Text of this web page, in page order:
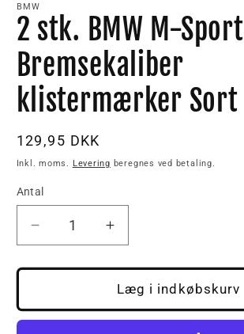
BMW
2 stk. BMW M-Sport
Bremsekaliber
klistermærker Sort
Normalpris
129,95 DKK
Inkl. moms. Levering beregnes ved betaling.
Antal
Reducer
antallet
for
stk.
BMW
Øg
antallet
for
stk.
BMW
Læg i indkøbskurv